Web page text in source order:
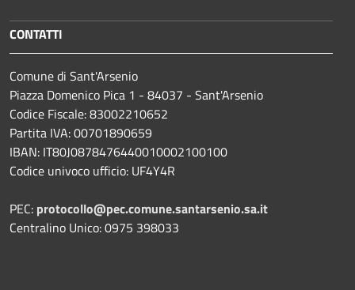
CONTATTI
Comune di Sant'Arsenio
Piazza Domenico Pica 1 - 84037 - Sant'Arsenio
Codice Fiscale: 83002210652
Partita IVA: 00701890659
IBAN: IT80J0878476440010002100100
Codice univoco ufficio: UF4Y4R
PEC: protocollo@pec.comune.santarsenio.sa.it
Centralino Unico: 0975 398033